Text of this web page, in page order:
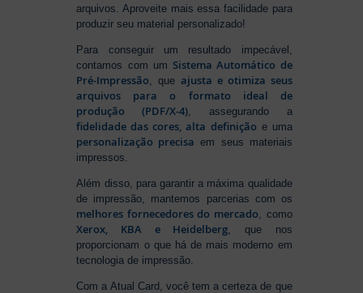
arquivos. Aproveite mais essa facilidade para
produzir seu material personalizado!
Para conseguir um resultado impecável,
contamos com um Sistema Automático de
Pré-Impressão , queajusta e otimiza seus
arquivos para o formato ideal de
produção (PDF/X-4) , assegurando a
fidelidade das cores, alta definição e uma
personalização precisa em seus materiais
impressos.
Além disso, para garantir a máxima qualidade
de impressão, mantemos parcerias com os
melhores fornecedores do mercado , como
Xerox, KBA e Heidelberg , que nos
proporcionam o que há de mais moderno em
tecnologia de impressão.
Com a Atual Card, você tem a certeza de que